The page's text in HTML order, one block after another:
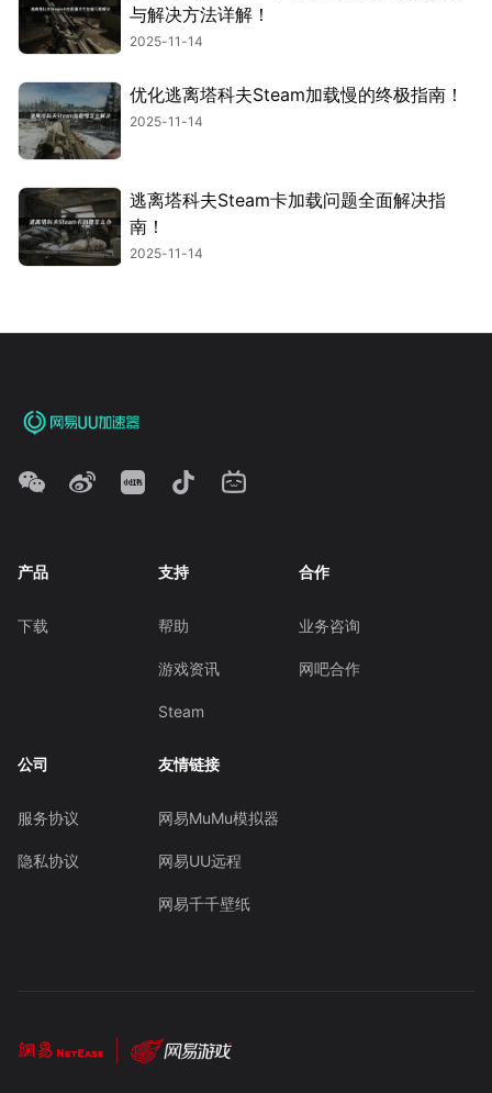
与解决方法详解！
2025-11-14
优化逃离塔科夫Steam加载慢的终极指南！
2025-11-14
逃离塔科夫Steam卡加载问题全面解决指
南！
2025-11-14
产品
下载
支持
帮助
游戏资讯
Steam
合作
业务咨询
网吧合作
公司
服务协议
隐私协议
友情链接
网易MuMu模拟器
网易UU远程
网易千千壁纸